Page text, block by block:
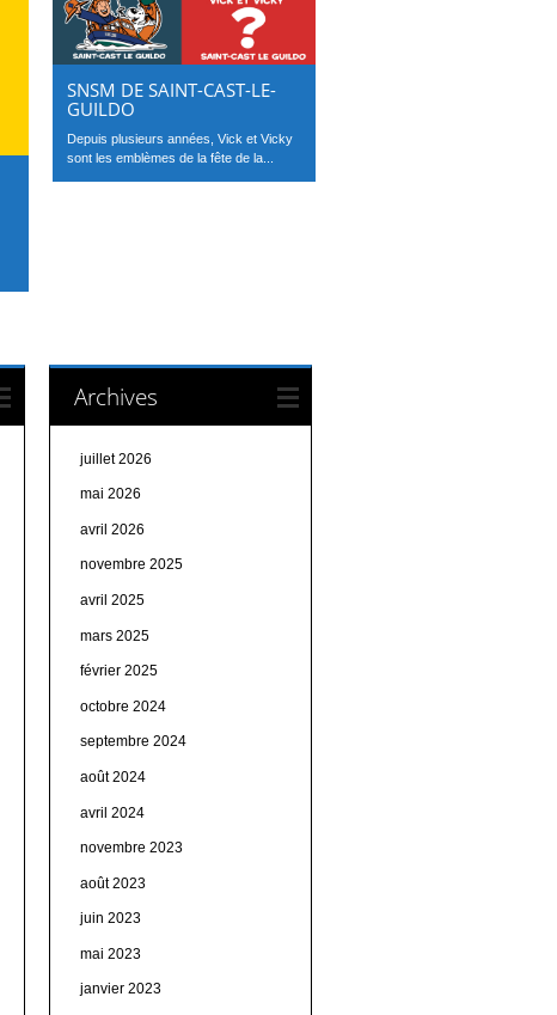
SNSM DE SAINT-CAST-LE-
GUILDO
Depuis plusieurs années, Vick et Vicky
sont les emblèmes de la fête de la...
Archives
juillet 2026
mai 2026
avril 2026
novembre 2025
avril 2025
mars 2025
février 2025
octobre 2024
septembre 2024
août 2024
avril 2024
novembre 2023
août 2023
juin 2023
mai 2023
janvier 2023